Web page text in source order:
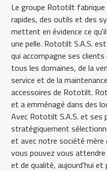
Le groupe Rototilt
rapides, des outils et des
mettent en évidence ce
une pelle. Rototilt S.A.S.
qui accompagne ses
tous les domaines, de la
service et de la
accessoires de Rototilt.
et a emménagé dans des
Avec Rototilt S.A.S. et ses
stratégiquement
et avec notre société mère
vous pouvez vous
et de qualité, aujourd'hui et